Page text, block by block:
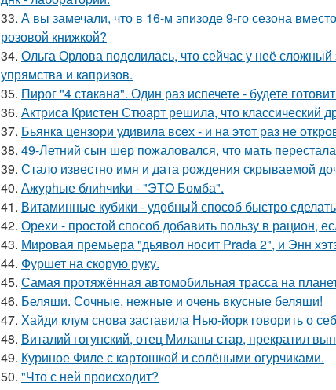
33. А вы замечали, что в 16-м эпизоде 9-го сезона
розовой книжкой?
34. Ольга Орлова поделилась, что сейчас у неё
упрямства и капризов.
35. Пирог "4 стaкана". Один раз испечете - будете
36. Актриса Кристен Стюарт решила, что классический
37. Бьянка цензори удивила всех - и на этот раз не
38. 49-Летний сын шер пожаловался, что мать
39. Стало известно имя и дата рождения скрываемой
40. Ажурhые блиhчиkи - "ЭТO Бомба".
41. Витаминные кубики - удобный способ быстро
42. Орехи - простой способ добавить пользу в рацион,
43. Мировая премьера "дьявол носит Prada 2", и Энн
44. Фуршет на скорую руку.
45. Самая протяжённая автомобильная трасса на
46. Беляши. Сочные, нежные и очень вкусные беляши!
47. Хайди клум снова заставила Нью-йорк говорить о
48. Виталий гогунский, отец Миланы стар, прекратил
49. Куриное Филе с картошкой и солёными огурчиками.
50. "Что с ней происходит?